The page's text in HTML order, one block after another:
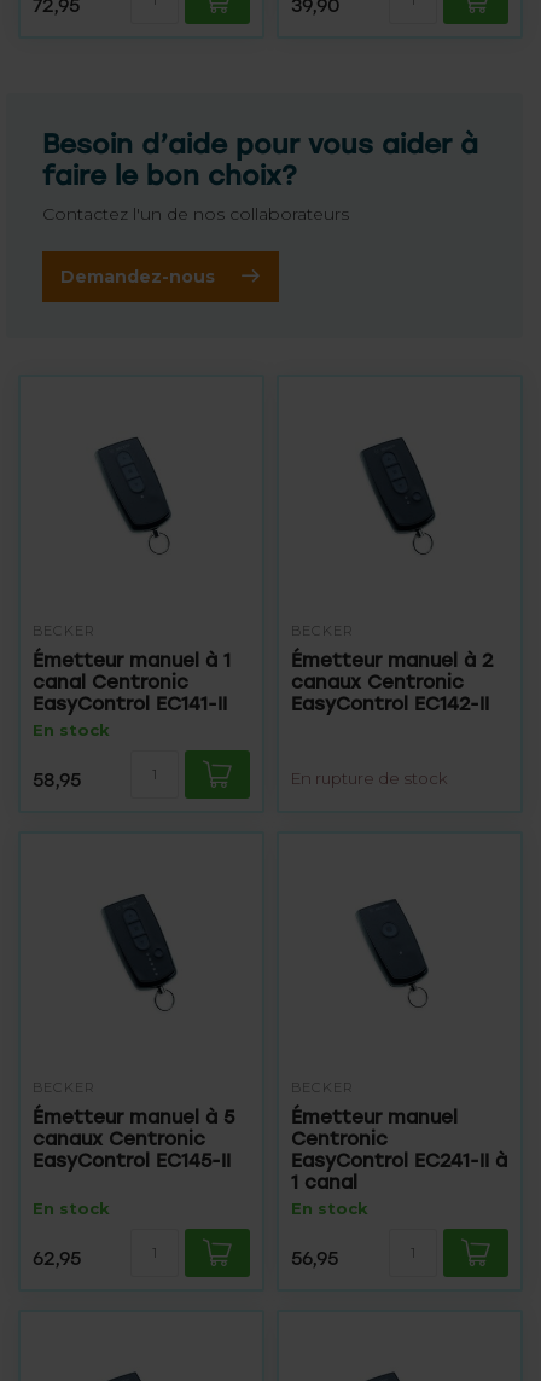
72,95 39,90
Besoin d’aide pour vous aider à
faire le bon choix?
Contactez l'un de nos collaborateurs
Demandez-nous
BECKER
Émetteur manuel à 1
canal Centronic
EasyControl EC141-II
En stock
58,95
BECKER
Émetteur manuel à 2
canaux Centronic
EasyControl EC142-II
En rupture de stock
BECKER
Émetteur manuel à 5
canaux Centronic
EasyControl EC145-II
En stock
62,95
BECKER
Émetteur manuel
Centronic
EasyControl EC241-II à
1 canal
En stock
56,95